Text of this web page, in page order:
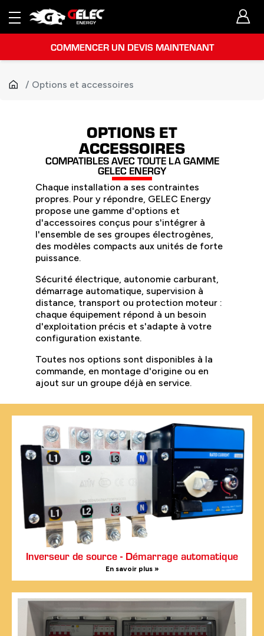
COMMENCER UN DEVIS MAINTENANT
Options et accessoires
OPTIONS ET
ACCESSOIRES
COMPATIBLES AVEC TOUTE LA GAMME
GELEC ENERGY
Chaque installation a ses contraintes
propres. Pour y répondre, GELEC Energy
propose une gamme d'options et
d'accessoires conçus pour s'intégrer à
l'ensemble de ses groupes électrogènes,
des modèles compacts aux unités de forte
puissance.
Sécurité électrique, autonomie carburant,
démarrage automatique, supervision à
distance, transport ou protection moteur :
chaque équipement répond à un besoin
d'exploitation précis et s'adapte à votre
configuration existante.
Toutes nos options sont disponibles à la
commande, en montage d'origine ou en
ajout sur un groupe déjà en service.
Inverseur de source - Démarrage automatique
En savoir plus »